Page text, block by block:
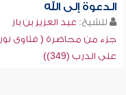
الدعوة إلى الله
للشيخ: عبد العزيز بن باز
جزء من محاضرة ( فتاوى نور
على الدرب (349))